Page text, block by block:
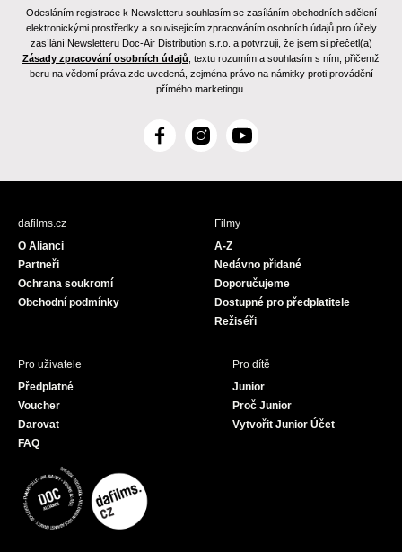
Odesláním registrace k Newsletteru souhlasím se zasíláním obchodních sdělení
elektronickými prostředky a souvisejícím zpracováním osobních údajů pro účely
zasílání Newsletteru Doc-Air Distribution s.r.o. a potvrzuji, že jsem si přečetl(a)
Zásady zpracování osobních údajů , textu rozumím a souhlasím s ním, přičemž
beru na vědomí práva zde uvedená, zejména právo na námitky proti provádění
přímého marketingu.
F
c
I
s
Y
u
dafilms.cz
O Alianci
Partneři
Ochrana soukromí
Obchodní podmínky
Filmy
A-Z
Nedávno přidané
Doporučujeme
Dostupné pro předplatitele
Režiséři
Pro uživatele
Předplatné
Voucher
Darovat
FAQ
Pro dítě
Junior
Proč Junior
Vytvořit Junior Účet